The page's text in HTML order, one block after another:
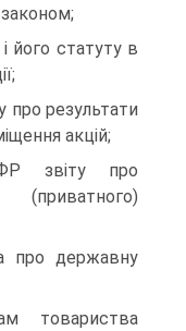
його статуту в
результати
акцій;
звіту про
про державну
товариства